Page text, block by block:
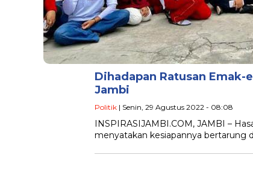
Dihadapan Ratusan
Jambi
Politik | Senin, 29 Agustus 2022 - 08:08
INSPIRASIJAMBI.COM, JAMBI –
menyatakan kesiapannya bertarung